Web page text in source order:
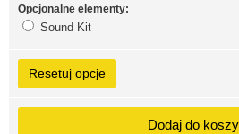
Opcjonalne elementy:
Sound Kit
Resetuj opcje
Dodaj do